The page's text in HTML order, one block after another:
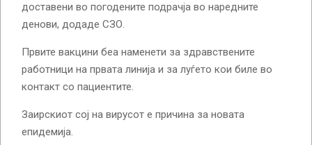
доставени во погодените подрачја во наредните
денови, додаде СЗО.
Првите вакцини беа наменети за здравствените
работници на првата линија и за луѓето кои биле во
контакт со пациентите.
Заирскиот сој на вирусот е причина за новата
епидемија.